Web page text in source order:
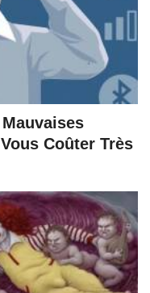
Coûter Très